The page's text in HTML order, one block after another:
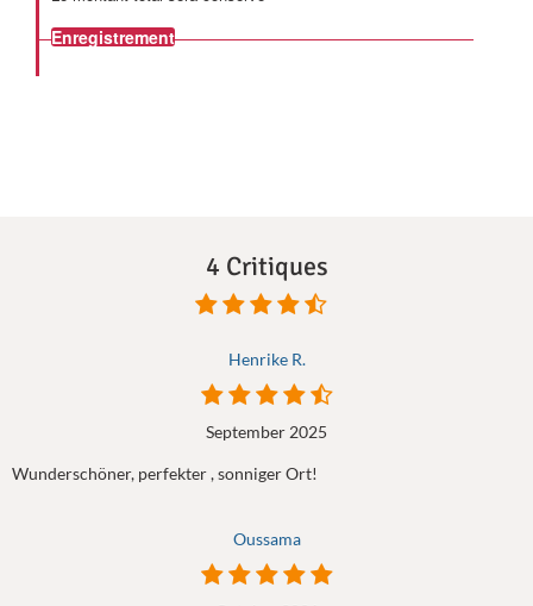
Enregistrement
4 Critiques
Henrike R.
September 2025
Wunderschöner, perfekter , sonniger Ort!
Oussama